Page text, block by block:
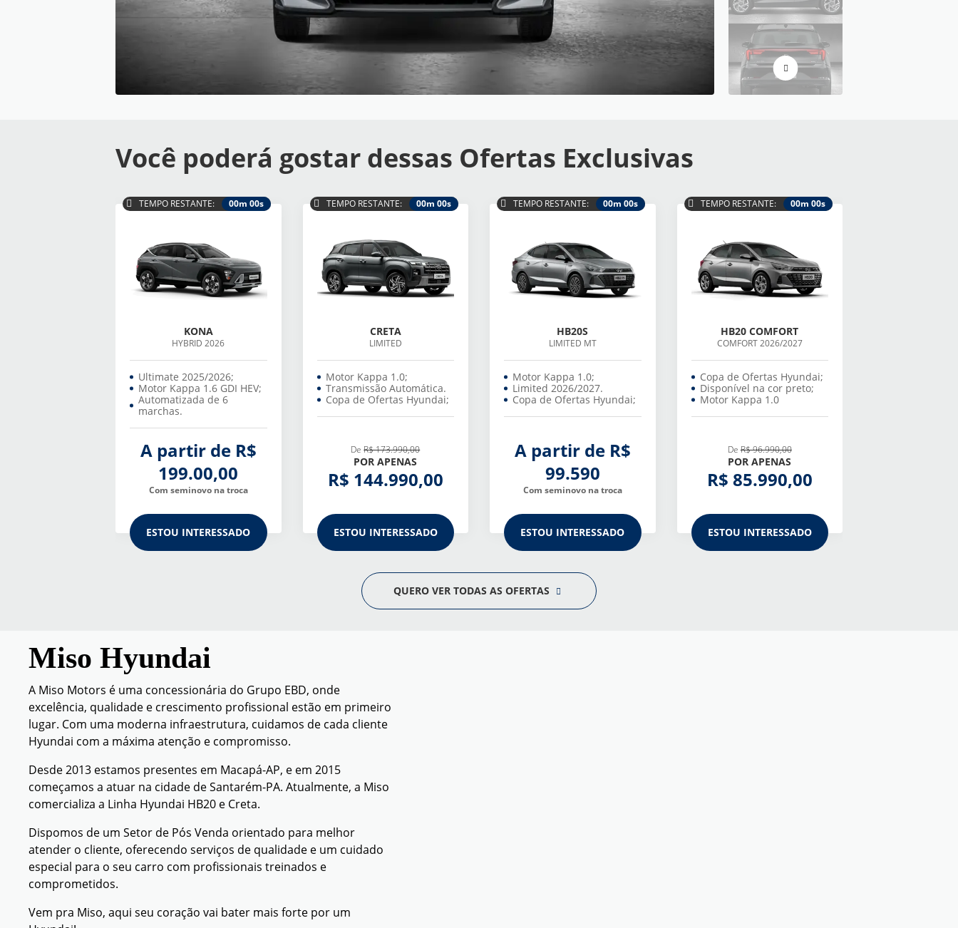
Você poderá gostar dessas Ofertas Exclusivas
TEMPO RESTANTE: 00m 00s
KONA
HYBRID 2026
Ultimate 2025/2026;
Motor Kappa 1.6 GDI HEV;
Automatizada de 6
marchas.
A partir de R$
199.00,00
Com seminovo na troca
ESTOU INTERESSADO
TEMPO RESTANTE: 00m 00s
CRETA
LIMITED
Motor Kappa 1.0;
Transmissão Automática.
Copa de Ofertas Hyundai;
DeR$ 173.990,00
POR APENAS
R$ 144.990,00
ESTOU INTERESSADO
TEMPO RESTANTE: 00m 00s
HB20S
LIMITED MT
Motor Kappa 1.0;
Limited 2026/2027.
Copa de Ofertas Hyundai;
A partir de R$
99.590
Com seminovo na troca
ESTOU INTERESSADO
TEMPO RESTANTE: 00m 00s
HB20 COMFORT
COMFORT 2026/2027
Copa de Ofertas Hyundai;
Disponível na cor preto;
Motor Kappa 1.0
DeR$ 96.990,00
POR APENAS
R$ 85.990,00
ESTOU INTERESSADO
QUERO VER TODAS AS OFERTAS
Miso Hyundai
A Miso Motors é uma concessionária do Grupo EBD, onde
excelência, qualidade e crescimento profissional estão em primeiro
lugar. Com uma moderna infraestrutura, cuidamos de cada cliente
Hyundai com a máxima atenção e compromisso.
Desde 2013 estamos presentes em Macapá-AP, e em 2015
começamos a atuar na cidade de Santarém-PA. Atualmente, a Miso
comercializa a Linha Hyundai HB20 e Creta.
Dispomos de um Setor de Pós Venda orientado para melhor
atender o cliente, oferecendo serviços de qualidade e um cuidado
especial para o seu carro com profissionais treinados e
comprometidos.
Vem pra Miso, aqui seu coração vai bater mais forte por um